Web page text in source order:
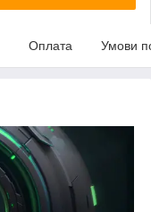
Оплата Умови